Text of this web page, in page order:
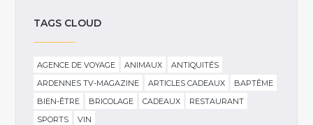
TAGS CLOUD
AGENCE DE VOYAGE ANIMAUX
ANTIQUITÉS
ARDENNES TV-MAGAZINE
ARTICLES CADEAUX
BAPTÊME
BIEN-ÊTRE
BRICOLAGE CADEAUX
RESTAURANT
SPORTS
VIN